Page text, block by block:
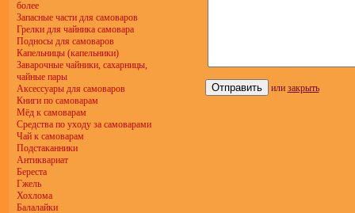
более
Запасные части для самоваров
Грелки для чайника самовара
Подносы для самоваров
Капельницы (капельники)
Заварочные чайники, сахарницы,
чайные пары
Аксессуары для самоваров
Книги по самоварам
Мёд к самоварам
Средства по уходу за самоварами
Чай к самоварам
Подстаканники
Антиквариат
Береста
Гжель
Хохлома
Балалайки
или закрыть